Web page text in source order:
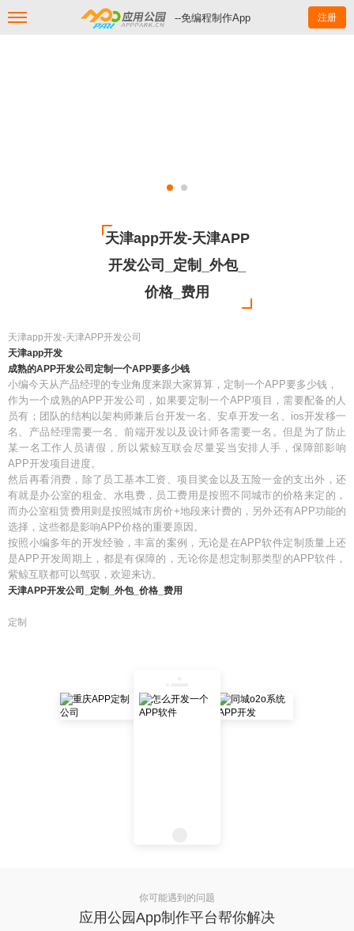
--免编程制作App 注册
天津app开发-天津APP
开发公司_定制_外包_
价格_费用
天津app开发-天津APP开发公司
天津app开发
成熟的APP开发公司定制一个APP要多少钱
小编今天从产品经理的专业角度来跟大家算算，定制一个APP要多少钱，
作为一个成熟的APP开发公司，如果要定制一个APP项目，需要配备的人
员有；团队的结构以架构师兼后台开发一名、安卓开发一名、ios开发移一
名、产品经理需要一名、前端开发以及设计师各需要一名。但是为了防止
某一名工作人员请假，所以紫鲸互联会尽量妥当安排人手，保障部影响
APP开发项目进度。
然后再看消费，除了员工基本工资、项目奖金以及五险一金的支出外，还
有就是办公室的租金、水电费，员工费用是按照不同城市的价格来定的，
而办公室租赁费用则是按照城市房价+地段来计费的，另外还有APP功能的
选择，这些都是影响APP价格的重要原因。
按照小编多年的开发经验，丰富的案例，无论是在APP软件定制质量上还
是APP开发周期上，都是有保障的，无论你是想定制那类型的APP软件，
紫鲸互联都可以驾驭，欢迎来访。
天津APP开发公司_定制_外包_价格_费用
定制
你可能遇到的问题
应用公园App制作平台帮你解决